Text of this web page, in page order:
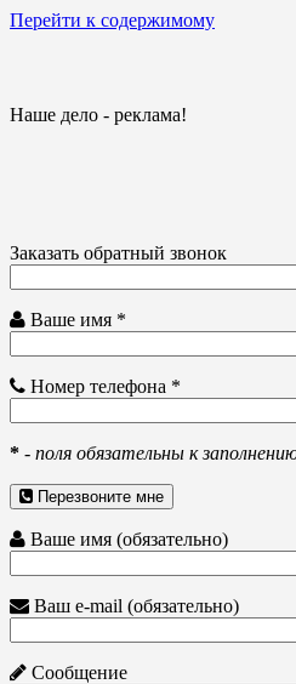
Перейти к содержимому
Наше дело - реклама!
Заказать обратный звонок
Ваше имя *
Номер телефона *
* - поля обязательны к
Перезвоните мне
Ваше имя (обязательно)
Ваш e-mail (обязательно)
Сообщение